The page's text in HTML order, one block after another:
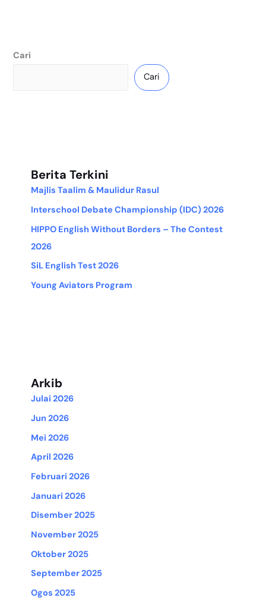
Cari
Cari
Berita Terkini
Majlis Taalim & Maulidur Rasul
Interschool Debate Championship (IDC) 2026
HIPPO English Without Borders – The Contest
2026
SiL English Test 2026
Young Aviators Program
Arkib
Julai 2026
Jun 2026
Mei 2026
April 2026
Februari 2026
Januari 2026
Disember 2025
November 2025
Oktober 2025
September 2025
Ogos 2025